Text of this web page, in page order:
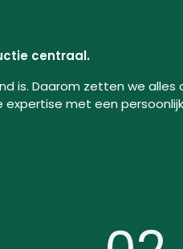
centraal.
is. Daarom zetten we
met een